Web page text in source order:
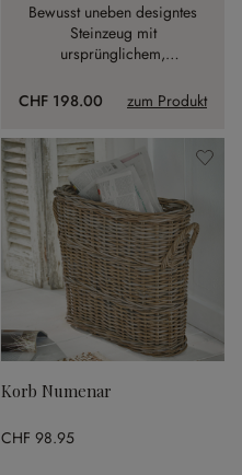
Bewusst uneben designtes
Steinzeug mit
ursprünglichem,
CHF 198.00
zum Produkt
Korb Numenar
CHF 98.95